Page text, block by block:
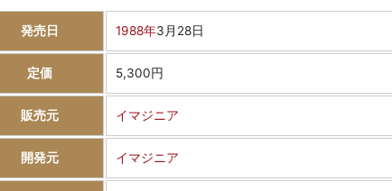
発売日 1988年3月28日
定価 5,300円
販売元 イマジニア
開発元 イマジニア